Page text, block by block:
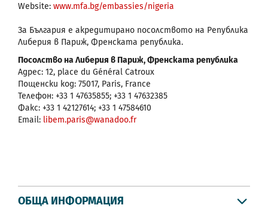
Website: www.mfa.bg/embassies/nigeria
За България е акредитирано посолството на Република
Либерия в Париж, Френската република.
Посолство на Либерия в Париж, Френската република
Адрес: 12, place du Général Catroux
Пощенски код: 75017, Paris, France
Телефон: +33 1 47635855; +33 1 47632385
Факс: +33 1 42127614; +33 1 47584610
Email: libem.paris@wanadoo.fr
ОБЩА ИНФОРМАЦИЯ